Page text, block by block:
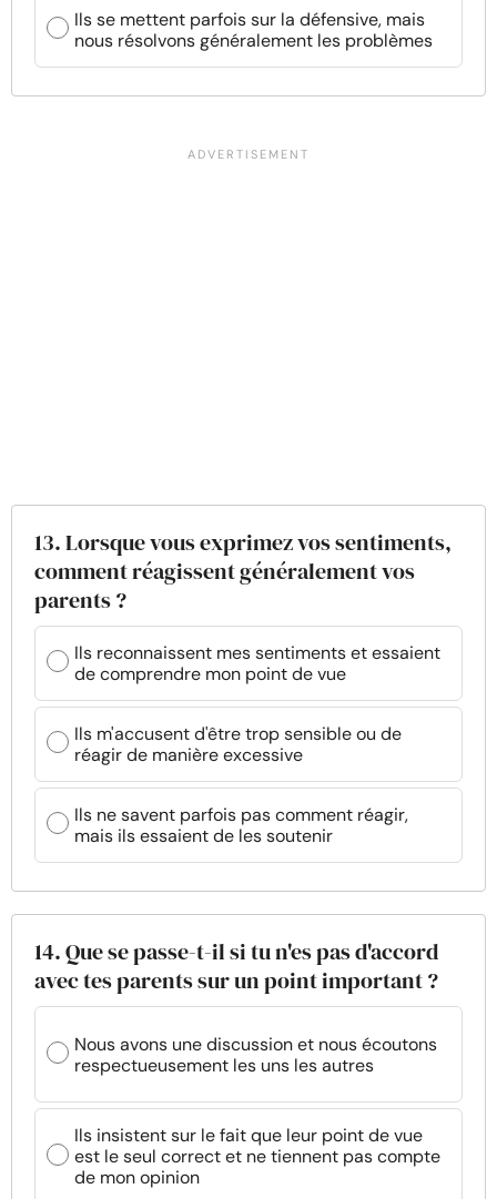
Ils se mettent parfois sur la défensive, mais
nous résolvons généralement les problèmes
13. Lorsque vous exprimez vos sentiments,
comment réagissent généralement vos
parents ?
Ils reconnaissent mes sentiments et essaient
de comprendre mon point de vue
Ils m'accusent d'être trop sensible ou de
réagir de manière excessive
Ils ne savent parfois pas comment réagir,
mais ils essaient de les soutenir
14. Que se passe-t-il si tu n'es pas d'accord
avec tes parents sur un point important ?
Nous avons une discussion et nous écoutons
respectueusement les uns les autres
Ils insistent sur le fait que leur point de vue
est le seul correct et ne tiennent pas compte
de mon opinion